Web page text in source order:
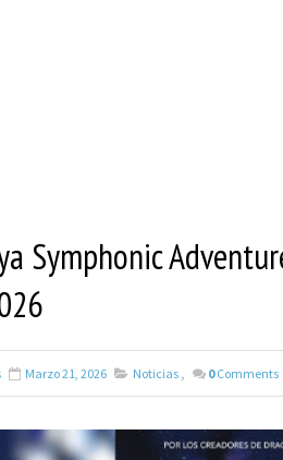
Symphonic
Marzo 21, 2026 Noticias , 0 Comments